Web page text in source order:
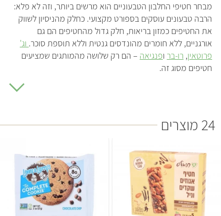
מבחר חטיפי החלבון הטבעוניים הוא מרשים ביותר, וזה לא פלא:
הרבה טבעונים עוסקים בספורט מקצועי. כחלק מהניסיון לשווק
את החטיפים כמזון בריאות, חלק גדול מהחטיפים הם גם
אורגניים, ללא חומרים מהונדסים גנטית וללא תוספת סוכר. וג'
פרוטאין, רו-בר ופנגיאה – הם רק שלושה מהמותגים שמציעים
חטיפים מסוג זה.
כחטיפי אנרגיה מאוזנים תזונתית, עם חיי מדף ארוכים וללא צורך
לאכול אותם בקלות עם קסדה על הראש. רק מספר שנים מאוחר
יותר החלו לשווק את החטיפים הללו לקהל הרחב.
רבים מחטיפי האנרגיה בשוק מכילים דבש או מוצרי חלב, אבל
תמצאו גם מוצרים טבעוניים כמו החטיפים שלרפאל'סשמיוצרים
מדגנים מלאים.
24 מוצרים